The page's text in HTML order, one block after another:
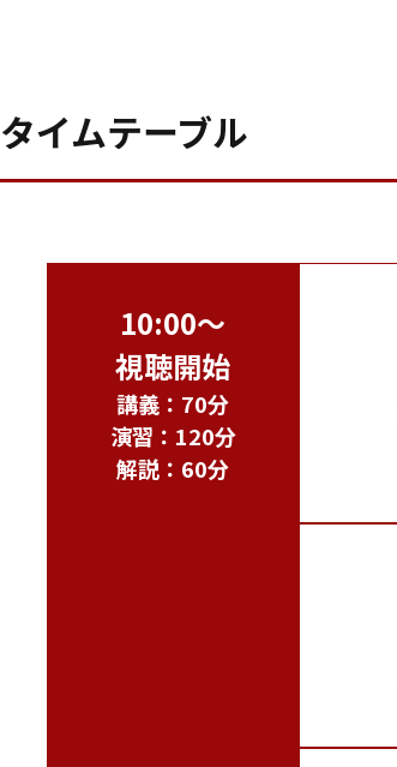
タイムテーブル
10:00～
視聴開始
講義：70分
演習：120分
解説：60分